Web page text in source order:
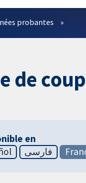
probantes
de
en
فارسی